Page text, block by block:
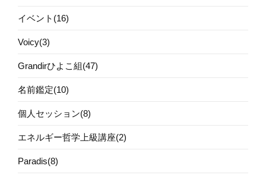
イベント(16)
Voicy(3)
Grandirひよこ組(47)
名前鑑定(10)
個人セッション(8)
エネルギー哲学上級講座(2)
Paradis(8)